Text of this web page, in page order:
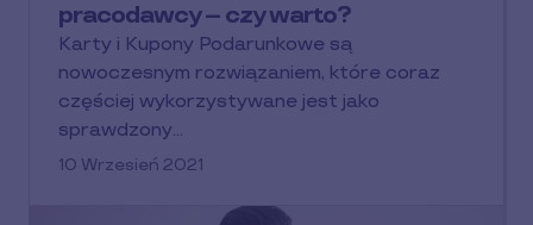
pracodawcy – czy warto?
Karty i Kupony Podarunkowe są
nowoczesnym rozwiązaniem, które coraz
częściej wykorzystywane jest jako
sprawdzony…
10 Wrzesień 2021